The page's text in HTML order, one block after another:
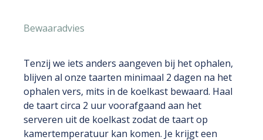
Bewaaradvies
Tenzij we iets anders aangeven bij het ophalen,
blijven al onze taarten minimaal 2 dagen na het
ophalen vers, mits in de koelkast bewaard. Haal
de taart circa 2 uur voorafgaand aan het
serveren uit de koelkast zodat de taart op
kamertemperatuur kan komen. Je krijgt een